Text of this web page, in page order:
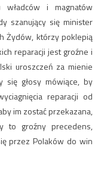
władców i magnatów
szanujący się minister
Żydów, którzy poklepią
reparacji jest groźne i
uroszczeń za mienie
się głosy mówiące, by
reparacji od
im zostać przekazana,
to groźny precedens,
przez Polaków do win